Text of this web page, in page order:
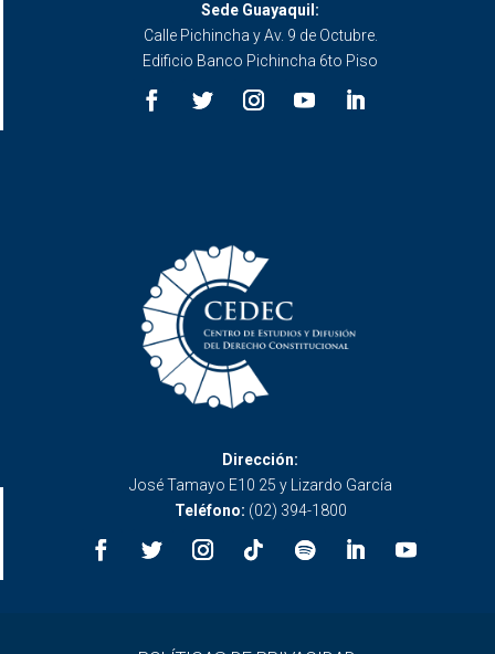
Sede Guayaquil:
Calle Pichincha y Av. 9 de Octubre.
Edificio Banco Pichincha 6to Piso
Dirección:
José Tamayo E10 25 y Lizardo García
Teléfono: (02) 394-1800